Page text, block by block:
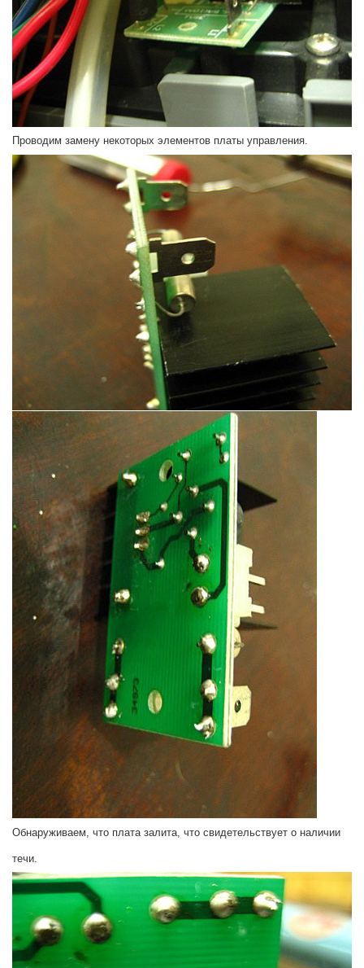
Проводим замену некоторых элементов платы управления.
Обнаруживаем, что плата залита, что свидетельствует о наличии
течи.